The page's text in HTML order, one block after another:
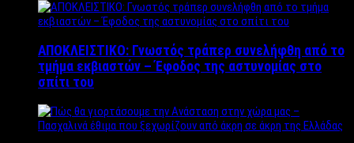
ΑΠΟΚΛΕΙΣΤΙΚΟ: Γνωστός τράπερ συνελήφθη από το
τμήμα εκβιαστών – Έφοδος της αστυνομίας στο
σπίτι του